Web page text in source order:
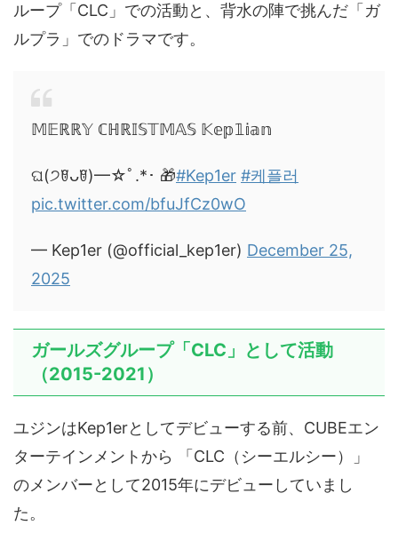
ループ「CLC」での活動と、背水の陣で挑んだ「ガ
ルプラ」でのドラマです。
𝕄𝔼ℝℝ𝕐 ℂℍℝ𝕀𝕊𝕋𝕄𝔸𝕊 𝕂𝕖𝕡𝟙𝕚𝕒𝕟
ଘ(੭ꆤᴗꆤ)━☆ﾟ.*･ 🎁#Kep1er #케플러
pic.twitter.com/bfuJfCz0wO
— Kep1er (@official_kep1er) December 25,
2025
ガールズグループ「CLC」として活動
（2015-2021）
ユジンはKep1erとしてデビューする前、CUBEエン
ターテインメントから 「CLC（シーエルシー）」
のメンバーとして2015年にデビューしていまし
た。